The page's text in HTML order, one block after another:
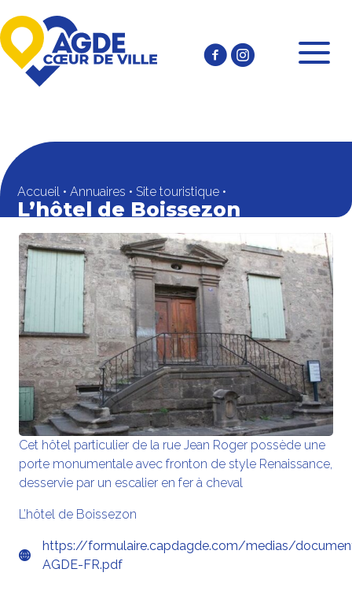
Accueil • Annuaires • Site touristique •
L’hôtel de Boissezon
Cet hôtel particulier de la rue Jean Roger possède une
porte monumentale avec fronton de style Renaissance,
desservie par un escalier en fer à cheval
L’hôtel de Boissezon
https://formulaire.capdagde.com/medias/
AGDE-FR.pdf